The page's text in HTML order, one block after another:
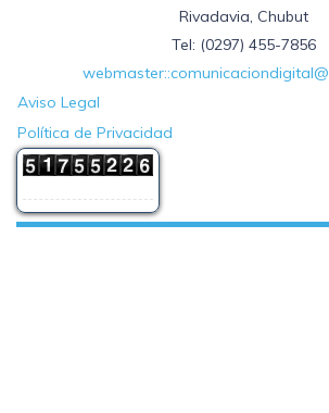
Rivadavia, Chubut
Tel: (0297) 455-7856
Aviso Legal
Política de Privacidad